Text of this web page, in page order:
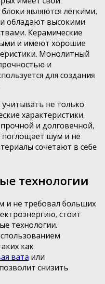
являются легкими,
обладают высокими
Керамические
и имеют хорошие
Монолитный
и
для создания
не только
характеристики.
и долговечной,
шум и не
сочетают в себе
технологии
не требовал больших
стоит
технологии.
как
вата или
снизить